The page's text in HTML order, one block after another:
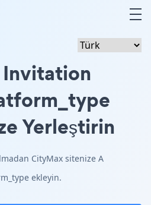
Yerleştirin
CityMax sitenize A
ekleyin.